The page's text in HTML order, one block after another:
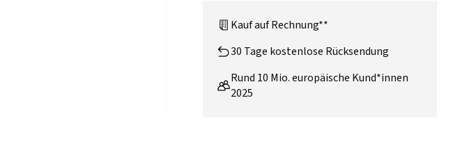
Kauf auf Rechnung**
30 Tage kostenlose Rücksendung
Rund 10 Mio. europäische Kund*innen
2025